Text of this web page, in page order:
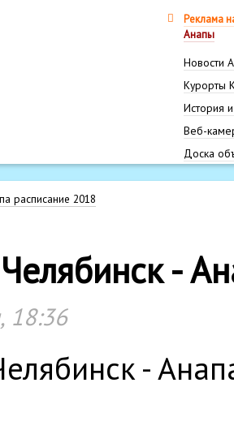
Реклама
Анапы
Новости
Курорты
История
Веб-
Доска
расписание 2018
-
18:36
-